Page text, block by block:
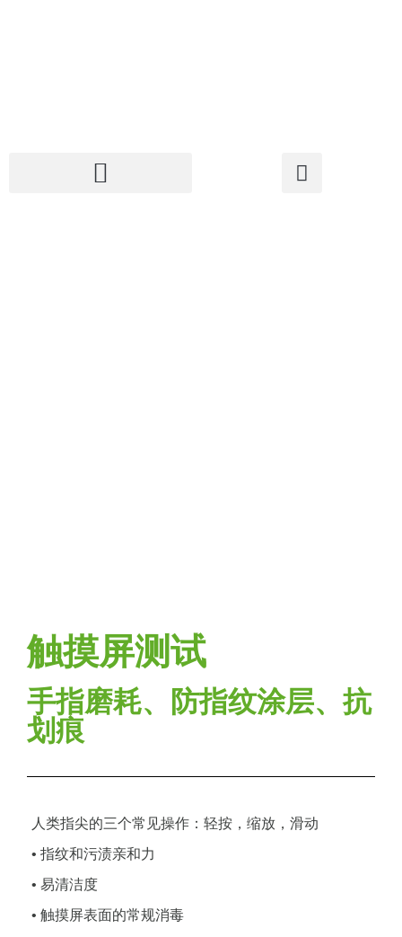
触摸屏测试
手指磨耗、防指纹涂层、抗
划痕
人类指尖的三个常见操作：轻按，缩放，滑动
• 指纹和污渍亲和力
• 易清洁度
• 触摸屏表面的常规消毒